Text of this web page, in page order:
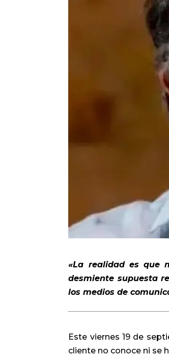
«La realidad es que
desmiente supuesta
los medios de
Este viernes 19 de
cliente no conoce ni se